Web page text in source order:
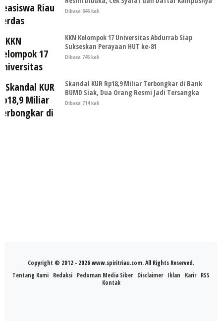
Dibaca 846 kali
KKN Kelompok 17 Universitas Abdurrab Siap
Sukseskan Perayaan HUT ke-81
Dibaca 745 kali
Skandal KUR Rp18,9 Miliar Terbongkar di Bank
BUMD Siak, Dua Orang Resmi Jadi Tersangka
Dibaca 714 kali
Copyright © 2012 - 2026 www.spiritriau.com. All Rights Reserved.
Tentang Kami Redaksi Pedoman Media Siber Disclaimer Iklan Karir RSS
Kontak